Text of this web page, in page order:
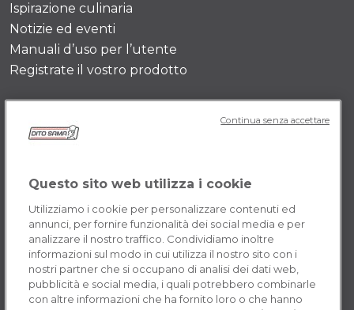
Ispirazione culinaria
Notizie ed eventi
Manuali d’uso per l’utente
Registrate il vostro prodotto
Storia dell’azienda
Valore e missione
Contattaci
Opportunità di carriera
POLICY IT
Termini e Condizioni
Questo sito web utilizza i cookie
Utilizziamo i cookie per personalizzare contenuti ed
annunci, per fornire funzionalità dei social media e per
analizzare il nostro traffico. Condividiamo inoltre
informazioni sul modo in cui utilizza il nostro sito con i
nostri partner che si occupano di analisi dei dati web,
pubblicità e social media, i quali potrebbero combinarle
con altre informazioni che ha fornito loro o che hanno
Continua senza accettare